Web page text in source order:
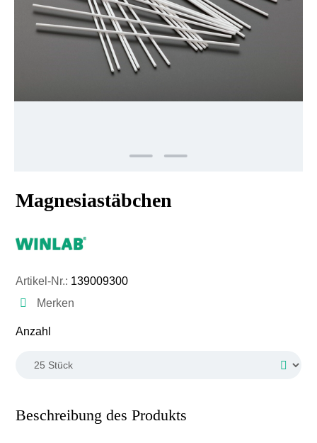
Magnesiastäbchen
Artikel-Nr.: 139009300
Merken
Anzahl
Beschreibung des Produkts